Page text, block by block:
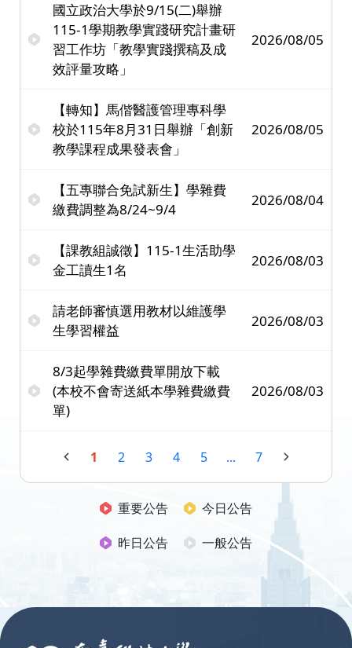
國立政治大學於9/15(二)舉辦
115-1學期教學實踐研究計畫研
習工作坊「教學實踐撰稿及成
效評量攻略」
2026/08/05
【轉知】馬偕醫護管理專科學
校於115年8月31日舉辦「創新
教學課程成果發表會」
2026/08/05
【五專聯合免試新生】學雜費
繳費調整為8/24~9/4
2026/08/04
【課教組誠徵】115-1生活助學
金工讀生1名
2026/08/03
請老師審慎選用教材以維護學
生學習權益
2026/08/03
8/3起學雜費繳費單開放下載
(本校不會寄送紙本學雜費繳費
單)
2026/08/03
1 2 3 4 5 ... 7
重要公告
今日公告
昨日公告
一般公告